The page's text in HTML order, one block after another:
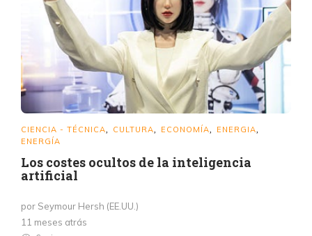
CIENCIA - TÉCNICA CULTURA ECONOMÍA ENERGIA
ENERGÍA
Los costes ocultos de la inteligencia
artificial
por Seymour Hersh (EE.UU.)
11 meses atrás